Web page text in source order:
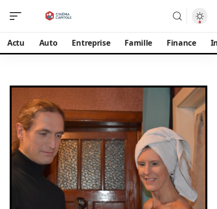
Actu Auto Entreprise Famille Finance